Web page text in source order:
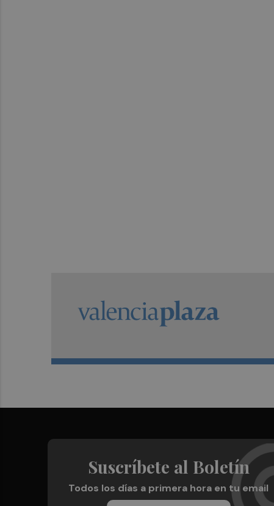
Suscríbete al Boletín
Todos los días a primera hora en tu email